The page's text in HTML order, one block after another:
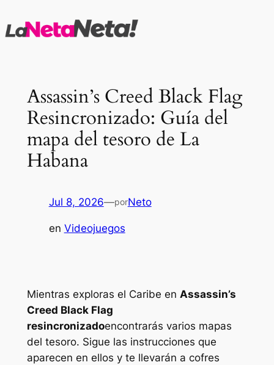
al
Assassin’s Creed Black Flag
Resincronizado: Guía del
mapa del tesoro de La
Habana
Jul 8, 2026—porNeto
en Videojuegos
Mientras exploras el Caribe en Assassin’s
Creed Black Flag
resincronizadoencontrarás varios mapas
del tesoro. Sigue las instrucciones que
aparecen en ellos y te llevarán a cofres